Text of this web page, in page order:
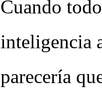
Cuando
inteligencia
parecería